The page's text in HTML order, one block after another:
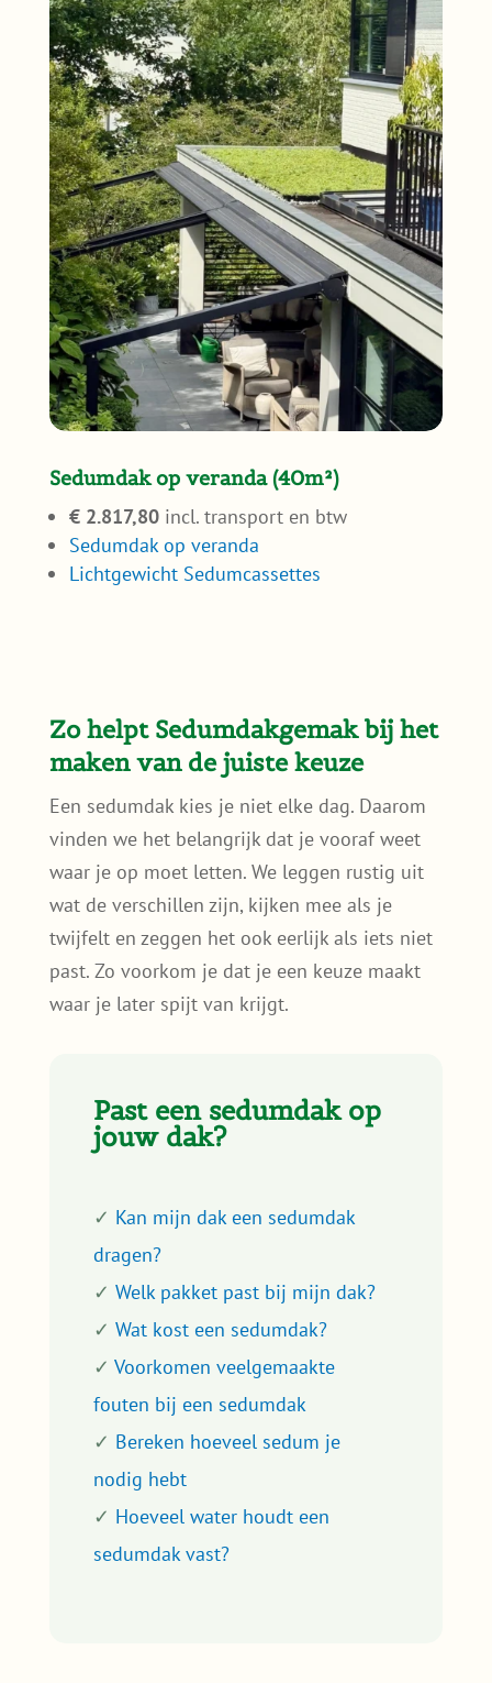
Sedumdak op veranda (40m²)
€ 2.817,80incl. transport en btw
Sedumdak op veranda
Lichtgewicht Sedumcassettes
Zo helpt Sedumdakgemak bij het
maken van de juiste keuze
Een sedumdak kies je niet elke dag. Daarom
vinden we het belangrijk dat je vooraf weet
waar je op moet letten. We leggen rustig uit
wat de verschillen zijn, kijken mee als je
twijfelt en zeggen het ook eerlijk als iets niet
past. Zo voorkom je dat je een keuze maakt
waar je later spijt van krijgt.
Past een sedumdak op
jouw dak?
✓ Kan mijn dak een sedumdak
dragen?
✓ Welk pakket past bij mijn dak?
✓ Wat kost een sedumdak?
✓ Voorkomen veelgemaakte
fouten bij een sedumdak
✓ Bereken hoeveel sedum je
nodig hebt
✓ Hoeveel water houdt een
sedumdak vast?